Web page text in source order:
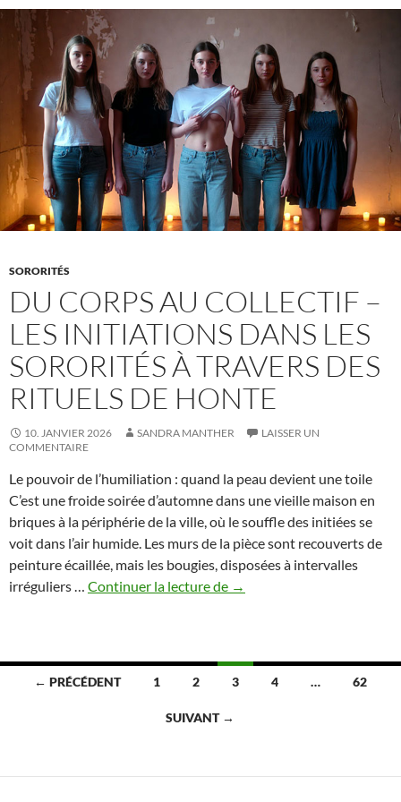
SORORITÉS
DU CORPS AU COLLECTIF –
LES INITIATIONS DANS LES
SORORITÉS À TRAVERS DES
RITUELS DE HONTE
10. JANVIER 2026 SANDRA MANTHER
LAISSER UN
COMMENTAIRE
Le pouvoir de l’humiliation : quand la peau devient une toile
C’est une froide soirée d’automne dans une vieille maison en
briques à la périphérie de la ville, où le souffle des initiées se
voit dans l’air humide. Les murs de la pièce sont recouverts de
peinture écaillée, mais les bougies, disposées à intervalles
irréguliers … Continuer la lecture de Du
–
initiations
sororités
→
Navigation
← PRÉCÉDENT 1 2 3 4 … 62
SUIVANT →